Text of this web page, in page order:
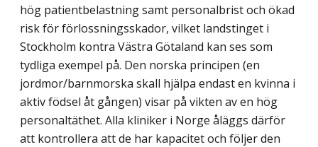
hög patientbelastning samt personalbrist och ökad
risk för förlossningsskador, vilket landstinget i
Stockholm kontra Västra Götaland kan ses som
tydliga exempel på. Den norska principen (en
jordmor/barnmorska skall hjälpa endast en kvinna i
aktiv födsel åt gången) visar på vikten av en hög
personaltäthet. Alla kliniker i Norge åläggs därför
att kontrollera att de har kapacitet och följer den